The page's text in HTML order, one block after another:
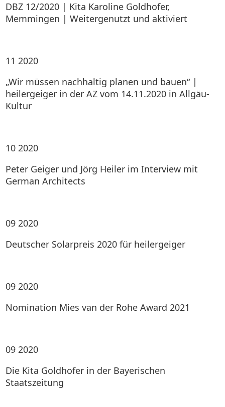
DBZ 12/2020 | Kita Karoline Goldhofer,
Memmingen | Weitergenutzt und aktiviert
11 2020
„Wir müssen nachhaltig planen und bauen“ |
heilergeiger in der AZ vom 14.11.2020 in Allgäu-
Kultur
10 2020
Peter Geiger und Jörg Heiler im Interview mit
German Architects
09 2020
Deutscher Solarpreis 2020 für heilergeiger
09 2020
Nomination Mies van der Rohe Award 2021
09 2020
Die Kita Goldhofer in der Bayerischen
Staatszeitung